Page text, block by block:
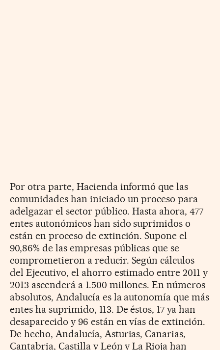
Por otra parte, Hacienda informó que las
comunidades han iniciado un proceso para
adelgazar el sector público. Hasta ahora, 477
entes autonómicos han sido suprimidos o
están en proceso de extinción. Supone el
90,86% de las empresas públicas que se
comprometieron a reducir. Según cálculos
del Ejecutivo, el ahorro estimado entre 2011 y
2013 ascenderá a 1.500 millones. En números
absolutos, Andalucía es la autonomía que más
entes ha suprimido, 113. De éstos, 17 ya han
desaparecido y 96 están en vías de extinción.
De hecho, Andalucía, Asturias, Canarias,
Cantabria, Castilla y León y La Rioja han